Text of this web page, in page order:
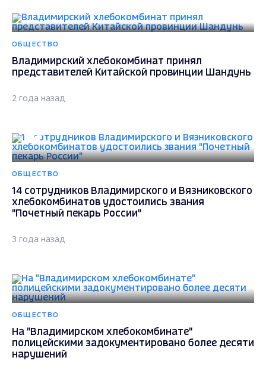
ОБЩЕСТВО
Владимирский хлебокомбинат принял
представителей Китайской провинции Шандунь
2 года назад
ОБЩЕСТВО
14 сотрудников Владимирского и Вязниковского
хлебокомбинатов удостоились звания
"Почетный пекарь России"
3 года назад
ОБЩЕСТВО
На "Владимирском хлебокомбинате"
полицейскими задокументировано более десяти
нарушений